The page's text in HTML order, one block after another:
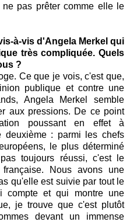
pas prêter comme elle le
à-vis d'Angela Merkel qui
très compliquée. Quels
?
Ce que je vois, c'est que,
publique et contre une
Angela Merkel semble
aux pressions. De ce point
poussant en effet à
: parmi les chefs
le plus déterminé
toujours réussi, c'est le
Nous avons une
qu'elle est suivie par tout le
et qui montre une
je trouve que c'est plutôt
devant un immense